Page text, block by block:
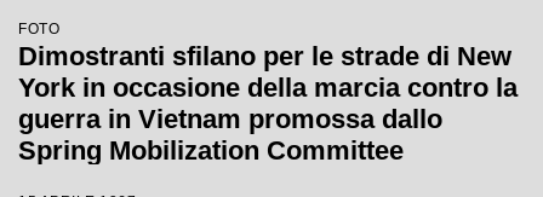
FOTO
Dimostranti sfilano per le strade di New
York in occasione della marcia contro la
guerra in Vietnam promossa dallo
Spring Mobilization Committee